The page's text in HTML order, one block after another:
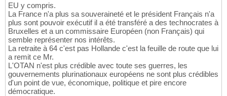
EU y compris.
La France n'a plus sa souveraineté et le président Français n'a
plus sont pouvoir exécutif il a été transféré a des technocrates à
Bruxelles et a un commissaire Européen (non Français) qui
semble représenter nos intérêts.
La retraite à 64 c'est pas Hollande c'est la feuille de route que lui
a remit ce Mr.
L'OTAN n'est plus crédible avec toute ses guerres, les
gouvernements plurinationaux européens ne sont plus crédibles
d'un point de vue, économique, politique et pire encore
démocratique.